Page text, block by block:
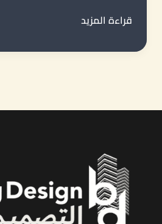
مقاول
فلل
|
وفق
كود
البناء
السعودي
قراءة المزيد